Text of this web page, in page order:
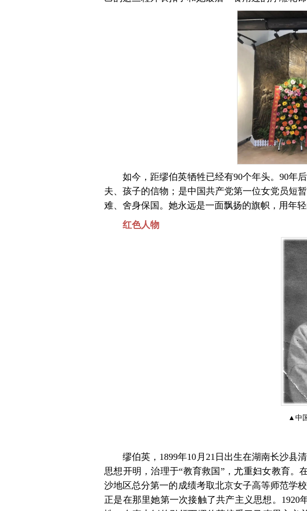
如今，距缪伯英牺牲已经有90个年头。90年
夫、孩子的信物；是中国共产党第一位女党员短
难、舍身保国。她永远是一面飘扬的旗帜，用年
红色人物
▲中
缪伯英，1899年10月21日出生在湖南长沙县
思想开明，治理于“教育救国”，尤重妇女教育。
沙地区总分第一的成绩考取北京女子高等师范学
正是在那里她第一次接触了共产主义思想。